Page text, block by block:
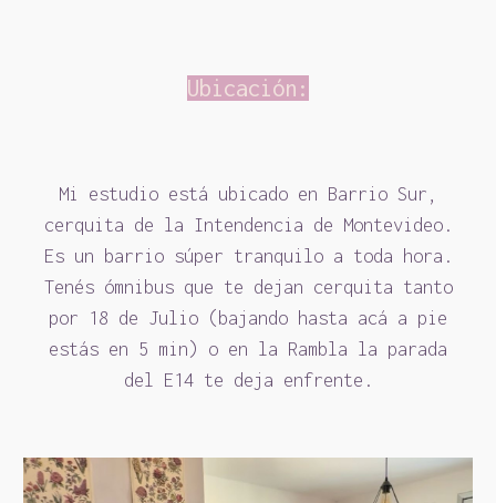
Ubicación:
Mi estudio está ubicado en Barrio Sur,
cerquita de la Intendencia de Montevideo.
Es un barrio súper tranquilo a toda hora.
Tenés ómnibus que te dejan cerquita tanto
por 18 de Julio (bajando hasta acá a pie
estás en 5 min) o en la Rambla la parada
del E14 te deja enfrente.